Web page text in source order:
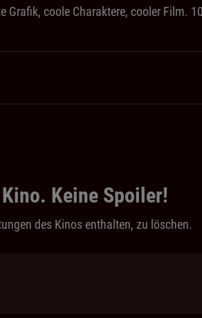
Grafik, coole Charaktere, cooler Film.
Keine Spoiler!
des Kinos enthalten, zu löschen.